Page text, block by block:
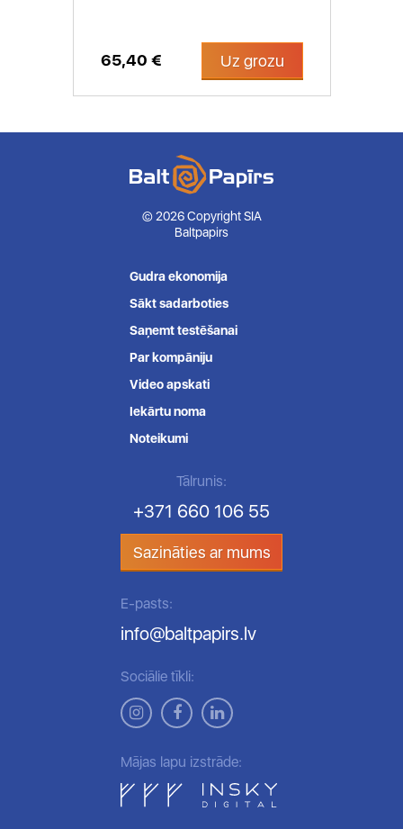
65,40 € Uz grozu
© 2026 Copyright SIA
Baltpapirs
Gudra ekonomija
Sākt sadarboties
Saņemt testēšanai
Par kompāniju
Video apskati
Iekārtu noma
Noteikumi
Tālrunis:
+371 660 106 55
Sazināties ar mums
E-pasts:
info@baltpapirs.lv
Sociālie tīkli:
Mājas lapu izstrāde: